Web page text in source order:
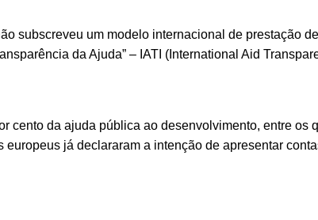
subscreveu um modelo internacional de prestação
da Ajuda” – IATI (International Aid
cento da ajuda pública ao desenvolvimento, entre os
já declararam a intenção de apresentar